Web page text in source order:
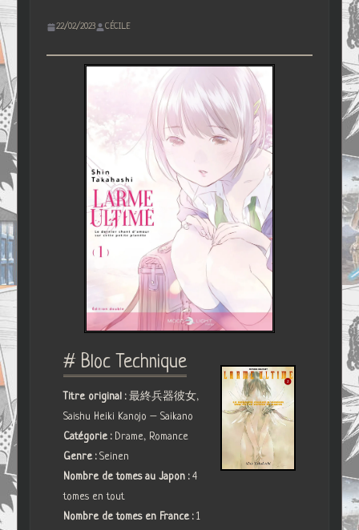
22/02/2023 CÉCILE
# Bloc Technique
Titre original :最終兵器彼女,
Saishu Heiki Kanojo – Saikano
Catégorie : Drame, Romance
Genre :Seinen
Nombre de tomes au Japon :4
tomes en tout
Nombre de tomes en France :1